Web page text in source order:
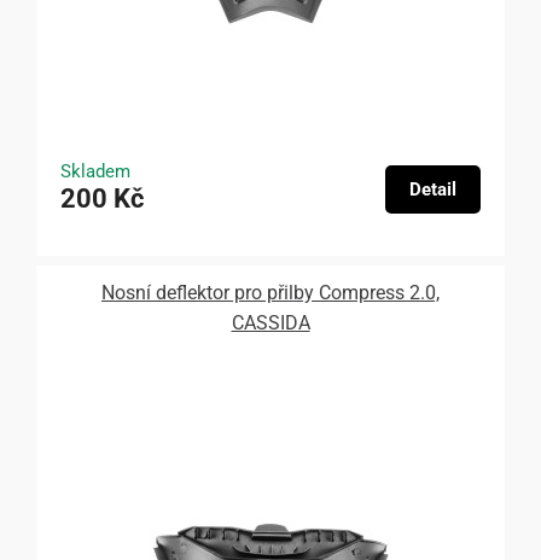
Skladem
200 Kč Detail
Nosní deflektor pro přilby Compress 2.0,
CASSIDA